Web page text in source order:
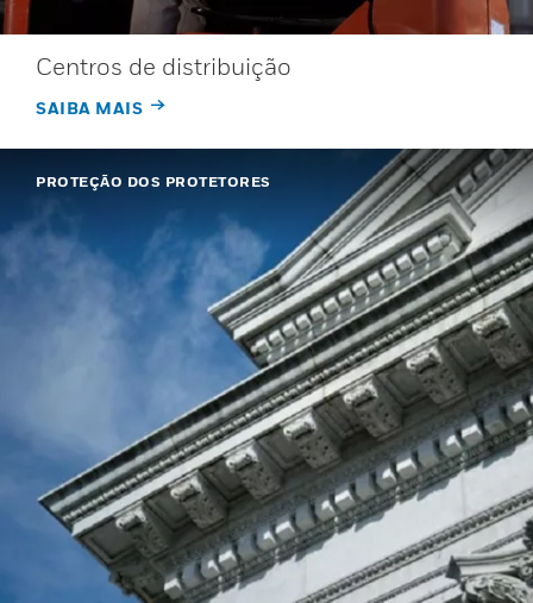
Centros de distribuição
SAIBA MAIS
PROTEÇÃO DOS PROTETORES